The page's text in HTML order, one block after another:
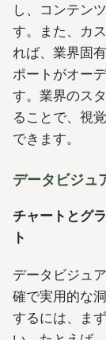
し、コンテン
す。また、カ
れば、業界固
ポートがオー
す。業界のス
ることで、視
できます。
データビジュ
チャートとグ
ト
データビジュ
確で実用的な
するには、ま